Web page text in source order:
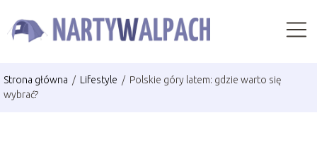
Strona główna / Lifestyle / Polskie góry latem: gdzie warto się
wybrać?